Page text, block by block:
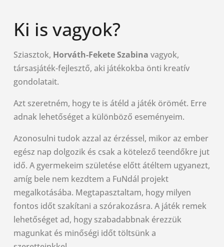
Ki is vagyok?
Sziasztok, Horváth-Fekete Szabina vagyok,
társasjáték-fejlesztő, aki játékokba önti kreatív
gondolatait.
Azt szeretném, hogy te is átéld a játék örömét. Erre
adnak lehetőséget a különböző eseményeim.
Azonosulni tudok azzal az érzéssel, mikor az ember
egész nap dolgozik és csak a kötelező teendőkre jut
idő. A gyermekeim születése előtt átéltem ugyanezt,
amíg bele nem kezdtem a FuNdál projekt
megalkotásába. Megtapasztaltam, hogy milyen
fontos időt szakítani a szórakozásra. A játék remek
lehetőséget ad, hogy szabadabbnak érezzük
magunkat és minőségi időt töltsünk a